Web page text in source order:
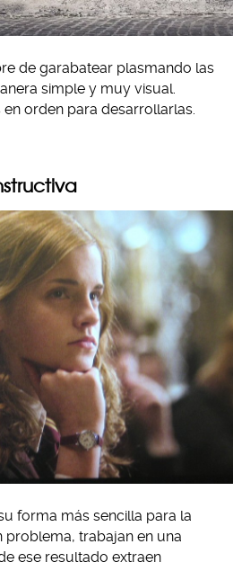
de garabatear plasmando las
simple y muy visual.
orden para desarrollarlas.
forma más sencilla para la
problema, trabajan en una
ese resultado extraen